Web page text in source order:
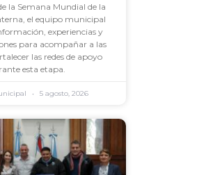
la Semana Mundial de la
el equipo municipal
experiencias y
para acompañar a las
las redes de apoyo
esta etapa.
5 agosto, 2026